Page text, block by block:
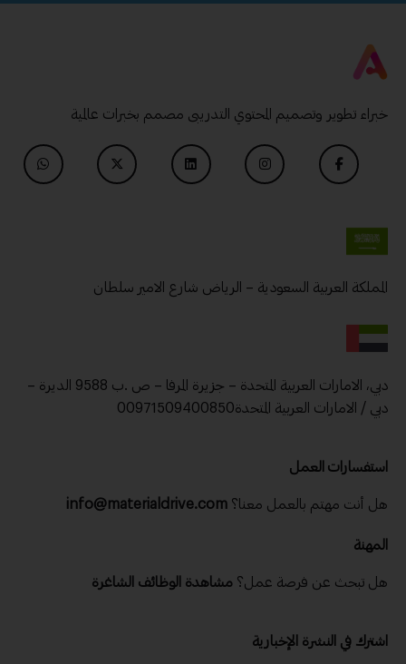
خبراء تطوير وتصميم المحتوي التدريبى مصمم بخبرات عالمية
المملكة العربية السعودية – الرياض شارع الامير سلطان
دبي، الامارات العربية المتحدة – جزيرة المرفا – ص .ب 9588 الديرة –
دبي / الامارات العربية المتحدة00971509400850
استفسارات العمل
هل أنت مهتم بالعمل معنا؟ info@materialdrive.com
المهنة
هل تبحث عن فرصة عمل؟ مشاهدة الوظائف الشاغرة
اشترك في النشرة الإخبارية